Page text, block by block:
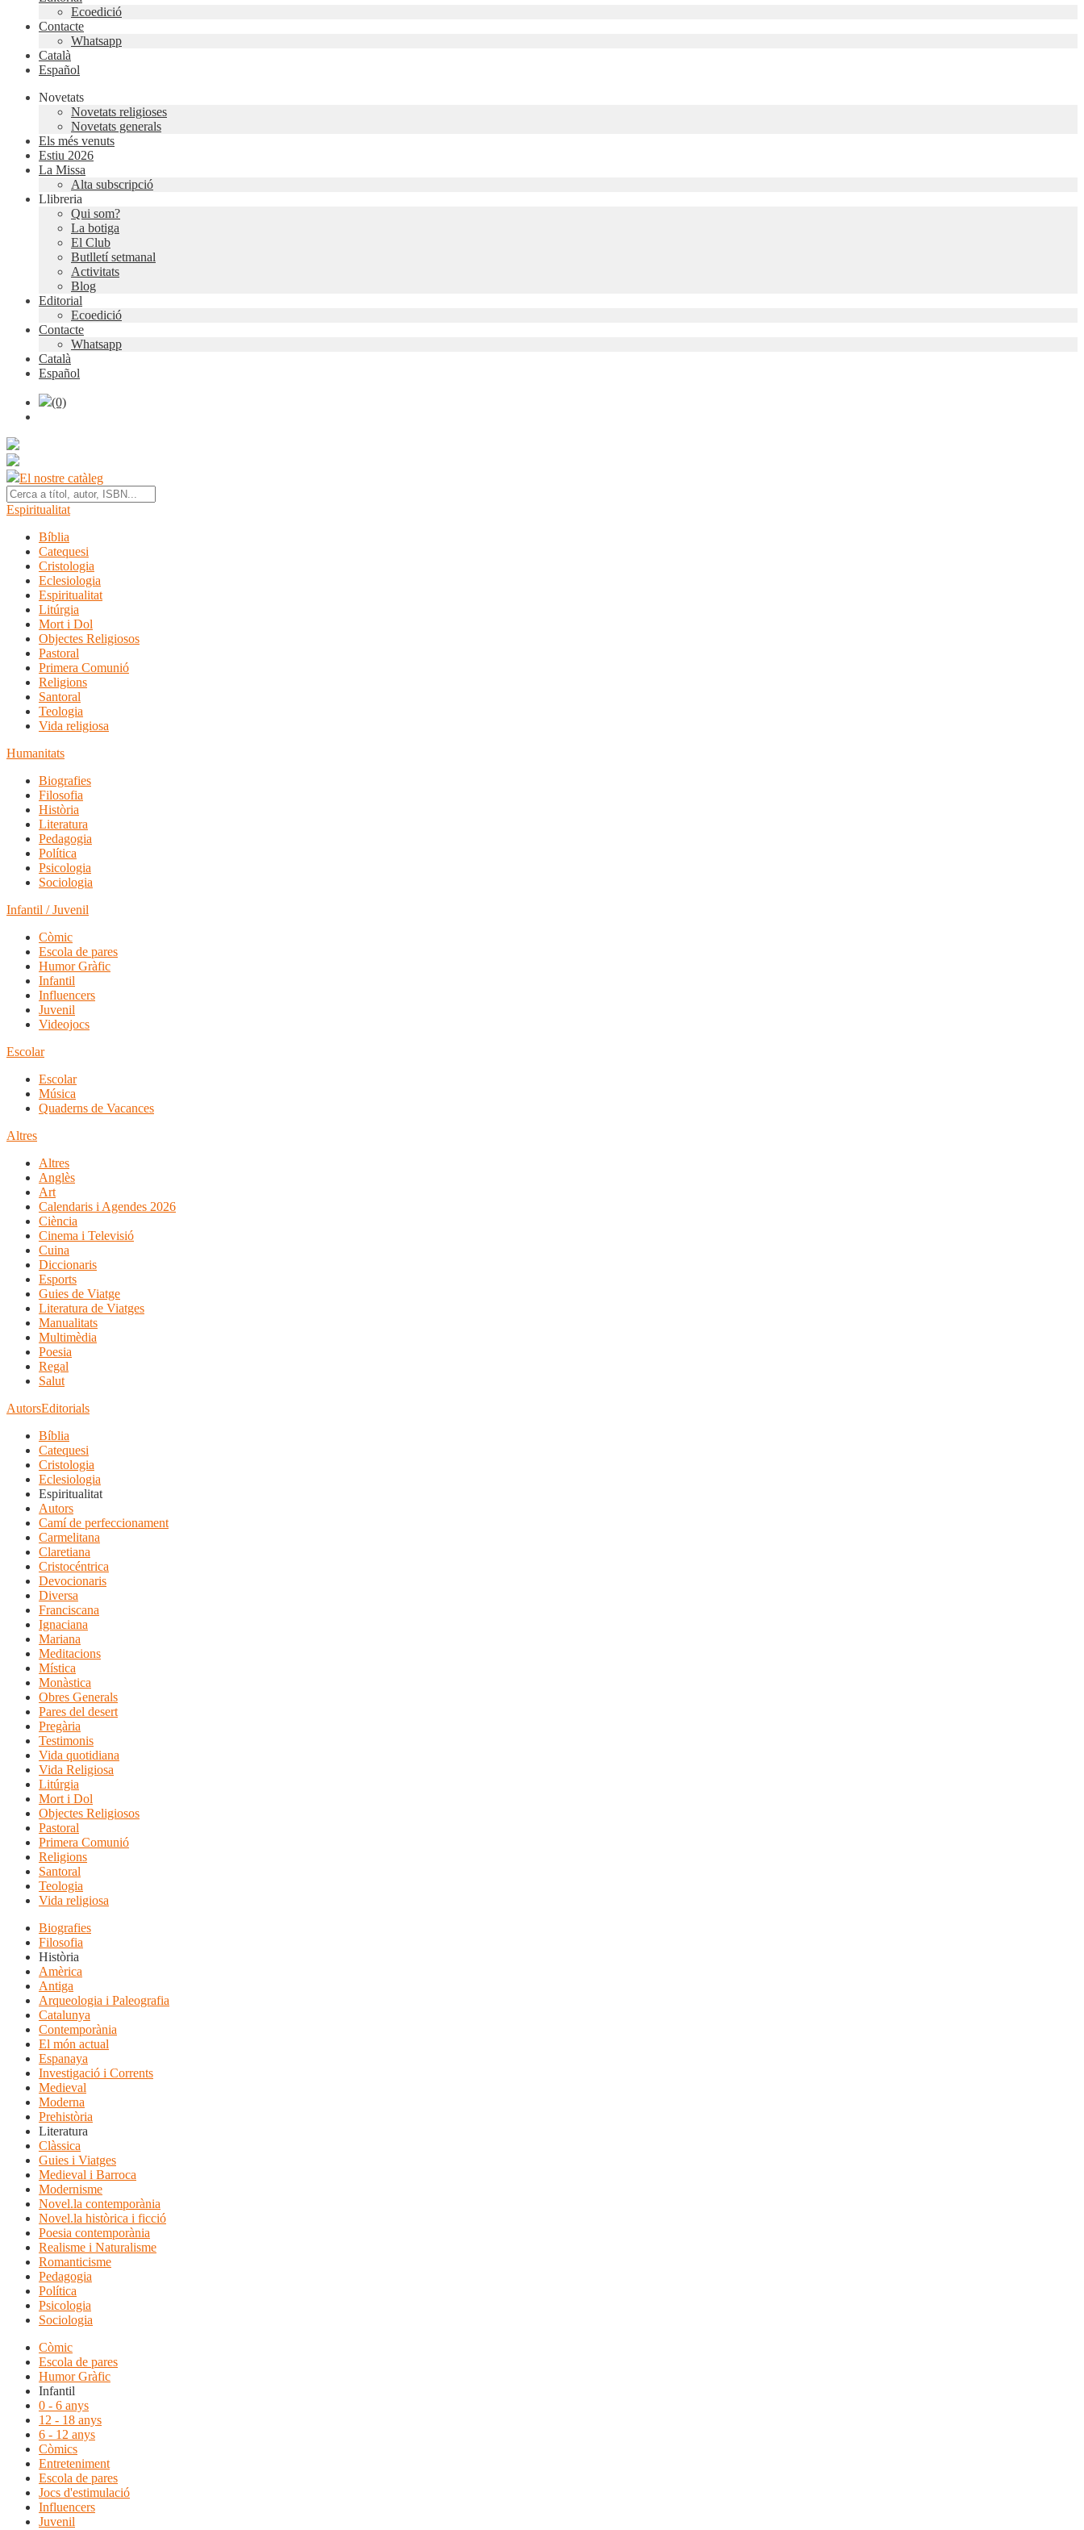
Ecoedició
Contacte
Whatsapp
Català
Español
Novetats
Novetats religioses
Novetats generals
Els més venuts
Estiu 2026
La Missa
Alta subscripció
Llibreria
Qui som?
La botiga
El Club
Butlletí setmanal
Activitats
Blog
Editorial
Ecoedició
Contacte
Whatsapp
Català
Español
(0)
El nostre catàleg
Espiritualitat
Bíblia
Catequesi
Cristologia
Eclesiologia
Espiritualitat
Litúrgia
Mort i Dol
Objectes Religiosos
Pastoral
Primera Comunió
Religions
Santoral
Teologia
Vida religiosa
Humanitats
Biografies
Filosofia
Història
Literatura
Pedagogia
Política
Psicologia
Sociologia
Infantil / Juvenil
Còmic
Escola de pares
Humor Gràfic
Infantil
Influencers
Juvenil
Videojocs
Escolar
Escolar
Música
Quaderns de Vacances
Altres
Altres
Anglès
Art
Calendaris i Agendes 2026
Ciència
Cinema i Televisió
Cuina
Diccionaris
Esports
Guies de Viatge
Literatura de Viatges
Manualitats
Multimèdia
Poesia
Regal
Salut
AutorsEditorials
Bíblia
Catequesi
Cristologia
Eclesiologia
Espiritualitat
Autors
Camí de perfeccionament
Carmelitana
Claretiana
Cristocéntrica
Devocionaris
Diversa
Franciscana
Ignaciana
Mariana
Meditacions
Mística
Monàstica
Obres Generals
Pares del desert
Pregària
Testimonis
Vida quotidiana
Vida Religiosa
Litúrgia
Mort i Dol
Objectes Religiosos
Pastoral
Primera Comunió
Religions
Santoral
Teologia
Vida religiosa
Biografies
Filosofia
Història
Amèrica
Antiga
Arqueologia i Paleografia
Catalunya
Contemporània
El món actual
Espanaya
Investigació i Corrents
Medieval
Moderna
Prehistòria
Literatura
Clàssica
Guies i Viatges
Medieval i Barroca
Modernisme
Novel.la contemporània
Novel.la històrica i ficció
Poesia contemporània
Realisme i Naturalisme
Romanticisme
Pedagogia
Política
Psicologia
Sociologia
Còmic
Escola de pares
Humor Gràfic
Infantil
0 - 6 anys
12 - 18 anys
6 - 12 anys
Còmics
Entreteniment
Escola de pares
Jocs d'estimulació
Influencers
Juvenil